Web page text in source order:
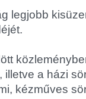
legjobb
a házi
kézműves